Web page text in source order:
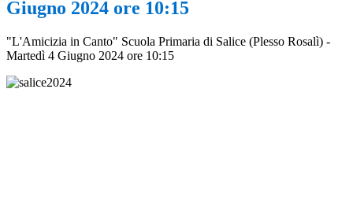
Giugno 2024 ore 10:15
"L'Amicizia in Canto" Scuola Primaria di Salice (Plesso Rosalì) -
Martedì 4 Giugno 2024 ore 10:15